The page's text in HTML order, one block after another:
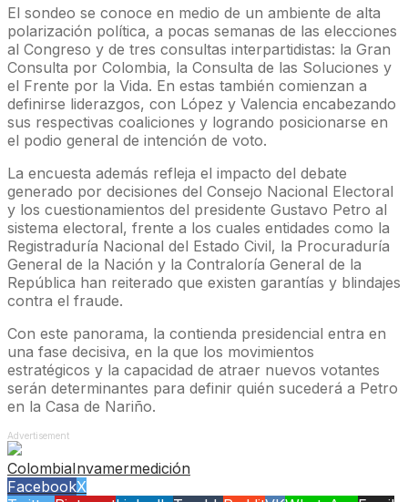
El sondeo se conoce en medio de un ambiente de alta
polarización política, a pocas semanas de las elecciones
al Congreso y de tres consultas interpartidistas: la Gran
Consulta por Colombia, la Consulta de las Soluciones y
el Frente por la Vida. En estas también comienzan a
definirse liderazgos, con López y Valencia encabezando
sus respectivas coaliciones y logrando posicionarse en
el podio general de intención de voto.
La encuesta además refleja el impacto del debate
generado por decisiones del Consejo Nacional Electoral
y los cuestionamientos del presidente Gustavo Petro al
sistema electoral, frente a los cuales entidades como la
Registraduría Nacional del Estado Civil, la Procuraduría
General de la Nación y la Contraloría General de la
República han reiterado que existen garantías y blindajes
contra el fraude.
Con este panorama, la contienda presidencial entra en
una fase decisiva, en la que los movimientos
estratégicos y la capacidad de atraer nuevos votantes
serán determinantes para definir quién sucederá a Petro
en la Casa de Nariño.
Advertisement
ColombiaInvamermedición
FacebookX